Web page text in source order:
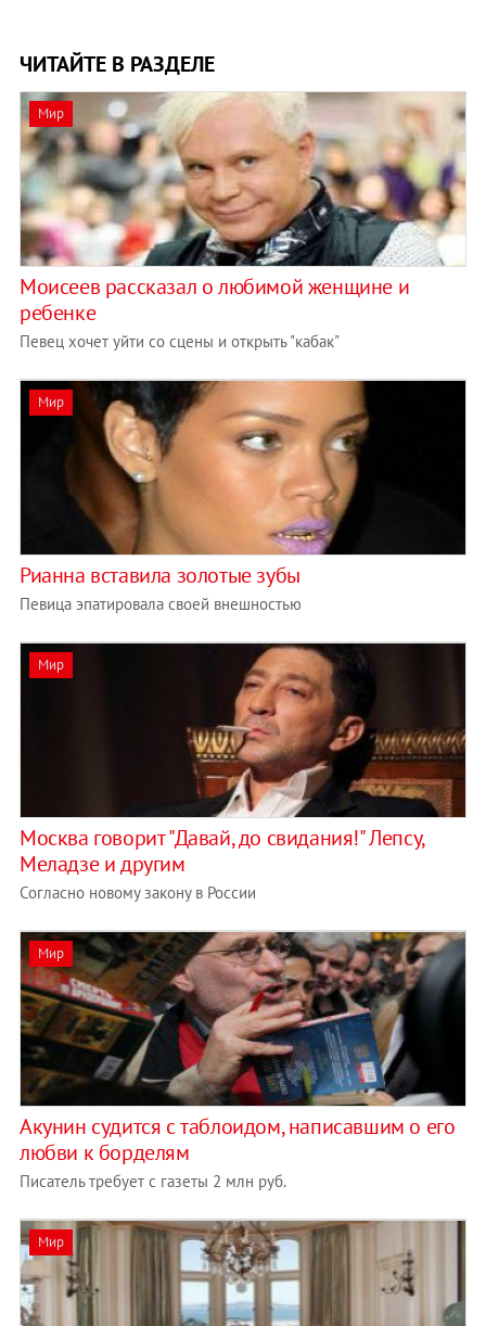
ЧИТАЙТЕ В РАЗДЕЛЕ
Мир
Моисеев рассказал о любимой женщине и
ребенке
Певец хочет уйти со сцены и открыть "кабак"
Мир
Рианна вставила золотые зубы
Певица эпатировала своей внешностью
Мир
Москва говорит "Давай, до свидания!" Лепсу,
Меладзе и другим
Согласно новому закону в России
Мир
Акунин судится с таблоидом, написавшим о его
любви к борделям
Писатель требует с газеты 2 млн руб.
Мир